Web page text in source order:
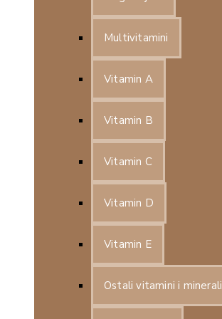
Multivitamini
Vitamin A
Vitamin B
Vitamin C
Vitamin D
Vitamin E
Ostali vitamini i minerali